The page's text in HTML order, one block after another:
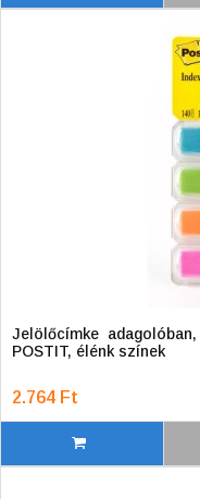
Jelölőcímke
POSTIT, élénk színek
2.764 Ft